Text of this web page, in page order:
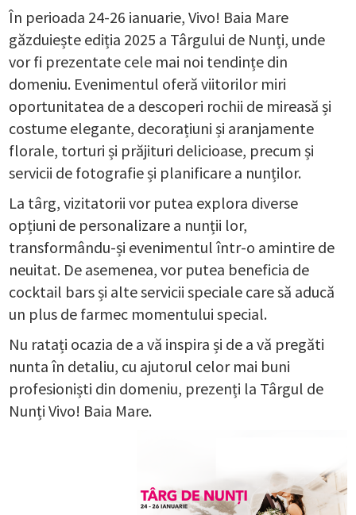
În perioada 24-26 ianuarie, Vivo! Baia Mare
găzduiește ediția 2025 a Târgului de Nunți, unde
vor fi prezentate cele mai noi tendințe din
domeniu. Evenimentul oferă viitorilor miri
oportunitatea de a descoperi rochii de mireasă și
costume elegante, decorațiuni și aranjamente
florale, torturi și prăjituri delicioase, precum și
servicii de fotografie și planificare a nunților.
La târg, vizitatorii vor putea explora diverse
opțiuni de personalizare a nunții lor,
transformându-și evenimentul într-o amintire de
neuitat. De asemenea, vor putea beneficia de
cocktail bars și alte servicii speciale care să aducă
un plus de farmec momentului special.
Nu ratați ocazia de a vă inspira și de a vă pregăti
nunta în detaliu, cu ajutorul celor mai buni
profesioniști din domeniu, prezenți la Târgul de
Nunți Vivo! Baia Mare.